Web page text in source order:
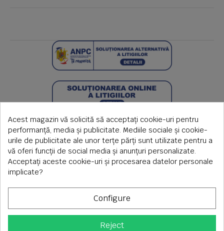
Copyright © 2026 S.C. Rimi S.R.L. , Reg.Com: J1992000639351,
Acest magazin vă solicită să acceptați cookie-uri pentru
performanță, media și publicitate. Mediile sociale și cookie-
urile de publicitate ale unor terțe părți sunt utilizate pentru a
vă oferi funcții de social media și anunțuri personalizate.
Acceptați aceste cookie-uri și procesarea datelor personale
implicate?
Configure
Reject